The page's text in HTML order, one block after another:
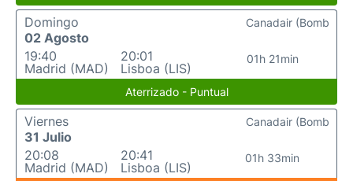
Domingo
02 Agosto
19:40
Madrid (MAD)
20:01
Lisboa (LIS)
01h 21min
Canadair (Bomb
Aterrizado - Puntual
Viernes
31 Julio
20:08
Madrid (MAD)
20:41
Lisboa (LIS)
01h 33min
Canadair (Bomb